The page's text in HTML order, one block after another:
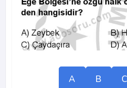
A B C